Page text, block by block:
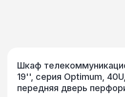
Шкаф
19'', серия Optimum,
передняя дверь